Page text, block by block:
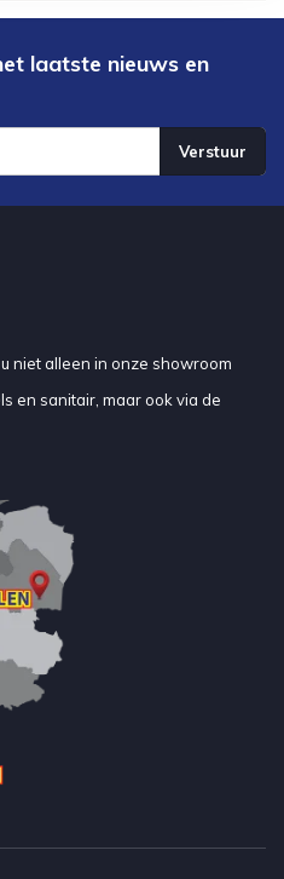
laatste nieuws en
Verstuur
niet alleen in onze showroom
en sanitair, maar ook via de